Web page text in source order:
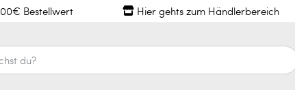
Bestellwert Hier gehts zum Händlerbereich